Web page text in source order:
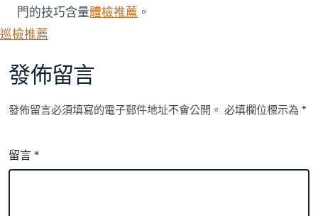
門的技巧含量體檢推薦 。
巡檢推薦
發佈留言
發佈留言必須填寫的電子郵件地址不會公開。 必填欄位標示為*
留言*